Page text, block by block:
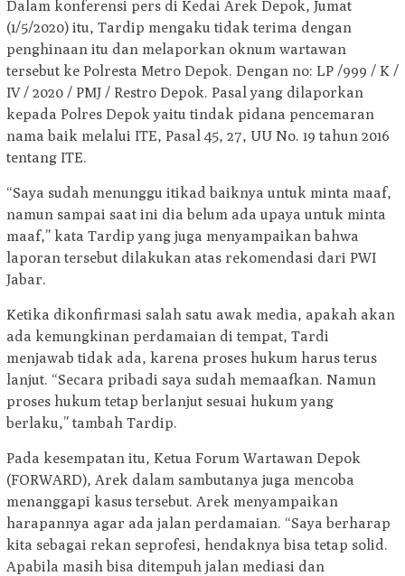
Dalam konferensi pers di Kedai Arek Depok, Jumat
(1/5/2020) itu, Tardip mengaku tidak terima dengan
penghinaan itu dan melaporkan oknum wartawan
tersebut ke Polresta Metro Depok. Dengan no: LP /999 / K /
IV / 2020 / PMJ / Restro Depok. Pasal yang dilaporkan
kepada Polres Depok yaitu tindak pidana pencemaran
nama baik melalui ITE, Pasal 45, 27, UU No. 19 tahun 2016
tentang ITE.
“Saya sudah menunggu itikad baiknya untuk minta maaf,
namun sampai saat ini dia belum ada upaya untuk minta
maaf,” kata Tardip yang juga menyampaikan bahwa
laporan tersebut dilakukan atas rekomendasi dari PWI
Jabar.
Ketika dikonfirmasi salah satu awak media, apakah akan
ada kemungkinan perdamaian di tempat, Tardi
menjawab tidak ada, karena proses hukum harus terus
lanjut. “Secara pribadi saya sudah memaafkan. Namun
proses hukum tetap berlanjut sesuai hukum yang
berlaku,” tambah Tardip.
Pada kesempatan itu, Ketua Forum Wartawan Depok
(FORWARD), Arek dalam sambutanya juga mencoba
menanggapi kasus tersebut. Arek menyampaikan
harapannya agar ada jalan perdamaian. “Saya berharap
kita sebagai rekan seprofesi, hendaknya bisa tetap solid.
Apabila masih bisa ditempuh jalan mediasi dan